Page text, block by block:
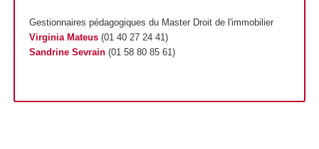
Gestionnaires pédagogiques du Master Droit de l'immobilier
Virginia Mateus(01 40 27 24 41)
Sandrine Sevrain(01 58 80 85 61)